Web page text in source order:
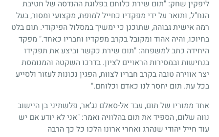
ליפקין שחק: "תום שירת כלוחם בפלוגת ההנדסה של חטיבת
הנח"ל, ותואר על ידי מפקדיו כחייל למופת, מקצועי ומסור, בעל
רמה אישית גבוהה, שתוכנן כי ימשיך במסלול הפיקודי. תום בלט
בחיוכו, והיה אהוד ומקובל בקרב מפקדיו וחבריו כאחד." מפקד
היחידה כתב למשפחה: "תום שירת כקשר וביצע את תפקידו
בנחישות ובמסירות הראויים לציון. בדרכו השקטה והמנומסת
יצר אווירה טובה בקרב חבריו לצוות, הפגין נכונות לעזור ולסייע
בכל עת. תום יחסר לנו כאדם וכלוחם."
אחד ממוריו של תום, עבד אל-סאלם נג'אר, פלשתיני בן היישוב
נווה שלום, הספיד את תום בהלוויה ואמר: "אני לא יודע אם יש
עוד חייל יהודי שנהרג ואחרי ארונו הלכו כל כך הרבה